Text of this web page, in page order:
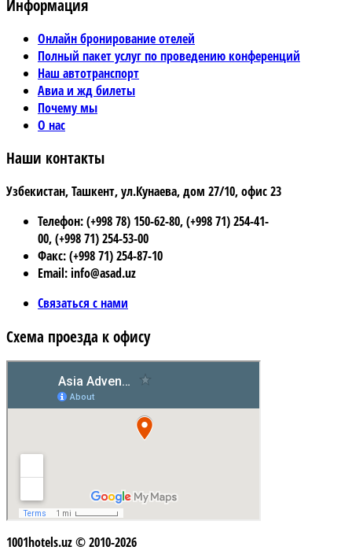
Информация
Онлайн бронирование отелей
Полный пакет услуг по проведению конференций
Наш автотранспорт
Авиа и жд билеты
Почему мы
О нас
Наши контакты
Узбекистан, Ташкент, ул.Кунаева, дом 27/10, офис 23
Телефон: (+998 78) 150-62-80, (+998 71) 254-41-
00, (+998 71) 254-53-00
Факс: (+998 71) 254-87-10
Email: info@asad.uz
Связаться с нами
Схема проезда к офису
1001hotels.uz © 2010-2026